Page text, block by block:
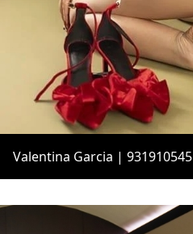
Valentina Garcia | 931910545